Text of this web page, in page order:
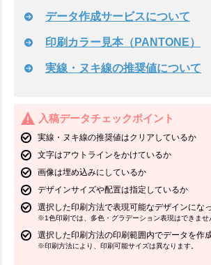
データ作成サービスについて
印刷カラー見本（PANTONE）
実線・ヌキ線の推奨値について
入稿データチェックポイント
実線・ヌキ線の推奨値はクリアしているか
文字はアウトラインをかけているか
画像は埋め込みにしているか
デザインサイズや配置は指定しているか
選択した印刷方法で表現可能なデザインにな
※1色印刷では、多色・グラデーション表現はできませ
選択した印刷方法の印刷範囲内でデータを作
※印刷方法により、印刷可能サイズは異なります。